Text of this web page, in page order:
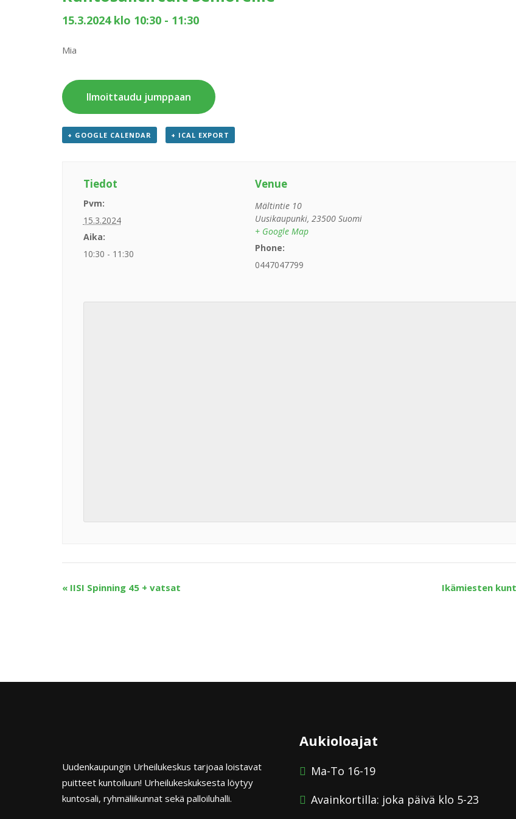
15.3.2024 klo 10:30 - 11:30
Mia
Ilmoittaudu jumppaan
+ GOOGLE CALENDAR + ICAL EXPORT
Tiedot
Pvm:
15.3.2024
Aika:
10:30 - 11:30
Venue
Mältintie 10
Uusikaupunki, 23500 Suomi
+ Google Map
Phone:
0447047799
« IISI Spinning 45 + vatsat Ikämiesten
Uudenkaupungin Urheilukeskus tarjoaa loistavat
puitteet kuntoiluun! Urheilukeskuksesta löytyy
kuntosali, ryhmäliikunnat sekä palloiluhalli.
Aukioloajat
Ma-To 16-19
Avainkortilla: joka päivä klo 5-23